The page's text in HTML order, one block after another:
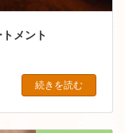
メント
続きを読む